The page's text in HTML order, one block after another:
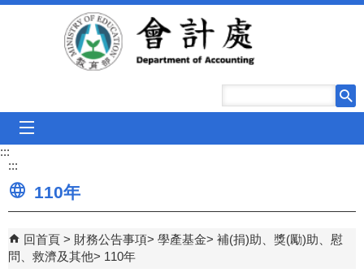
跳到主要內容區塊
:::
:::
110年
回首頁 財務公告事項 學產基金
補(捐)助、獎(勵)助、慰
問、救濟及其他
110年